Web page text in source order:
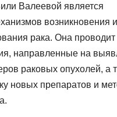
Валеевой является
возникновения и
рака. Она проводит
направленные на
раковых опухолей, а
новых препаратов и